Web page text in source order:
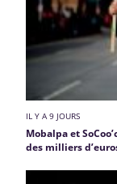
IL Y A 9 JOURS
Mobalpa et
des milliers